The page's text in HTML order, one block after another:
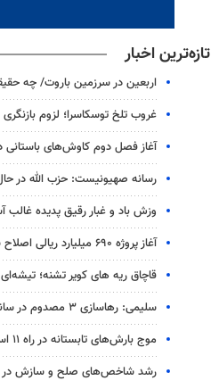
تازه‌ترین اخبار
اربعین در سرزمین باروت/ چه
غروب تلخ توسکاسرا؛ لزوم
آغاز فصل دوم کاوش‌های باستانی
رسانه صهیونیست: حزب الله در
وزش باد و غبار رقیق پدیده
آغاز پروژه ۶۹۰ میلیارد ریالی اصلاح شبکه توزیع آب همدان
قاچاق ریه های کویر تشنه؛
سلیمی: رهاسازی ۳ مصدوم در سانحه جاده مراوه‌تپه کلاله
موج بارش‌های تابستانه در راه ۱۱ استان
رشد شاخص‌های صلح و سازش در